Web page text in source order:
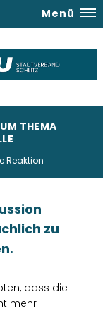
Menü
THEMA
Reaktion
zu
dass die
mehr